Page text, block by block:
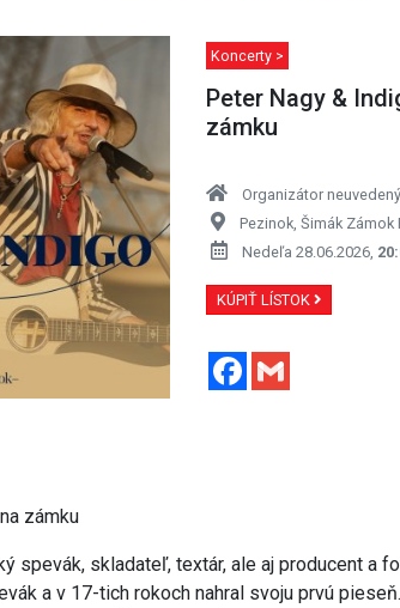
Koncerty >
Peter Nagy &
zámku
Organizátor neuvedený
Pezinok, Šimák Zámok
Nedeľa 28.06.2026,
KÚPIŤ LÍSTOK
Facebook
zámku
spevák, skladateľ, textár, ale aj producent a
a v 17-tich rokoch nahral svoju prvú